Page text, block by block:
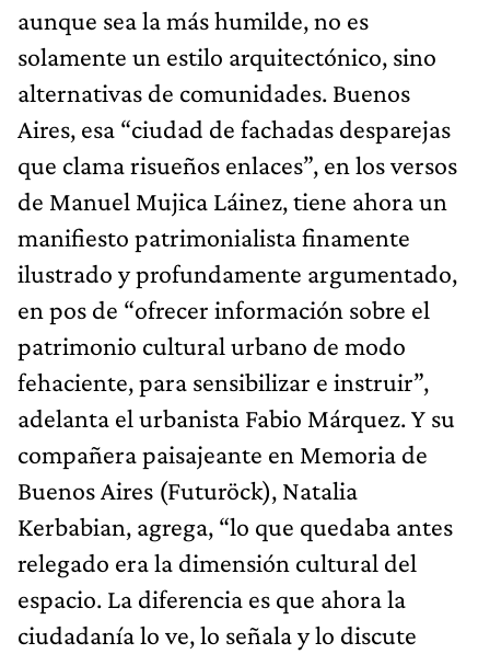
aunque sea la más humilde, no es
solamente un estilo arquitectónico, sino
alternativas de comunidades. Buenos
Aires, esa “ciudad de fachadas desparejas
que clama risueños enlaces”, en los versos
de Manuel Mujica Láinez, tiene ahora un
manifiesto patrimonialista finamente
ilustrado y profundamente argumentado,
en pos de “ofrecer información sobre el
patrimonio cultural urbano de modo
fehaciente, para sensibilizar e instruir”,
adelanta el urbanista Fabio Márquez. Y su
compañera paisajeante en Memoria de
Buenos Aires (Futuröck), Natalia
Kerbabian, agrega, “lo que quedaba antes
relegado era la dimensión cultural del
espacio. La diferencia es que ahora la
ciudadanía lo ve, lo señala y lo discute